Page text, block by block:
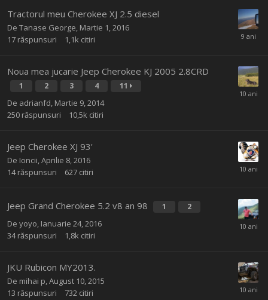
Tractorul meu Cherokee XJ 2.5 diesel
De Tanase George Martie 1, 2016
17 răspunsuri 1,1k citiri
Noua mea jucarie Jeep Cherokee KJ 2005 2.8CRD
1 2 3 4 11
De adrianfd Martie 9, 2014
250 răspunsuri 10,5k citiri
Jeep Cherokee XJ 93'
De Ioncii Aprilie 8, 2016
14 răspunsuri 627 citiri
Jeep Grand Cherokee 5.2 v8 an 98 1 2
De yoyo Ianuarie 24, 2016
34 răspunsuri 1,8k citiri
JKU Rubicon MY2013.
De mihai p August 10, 2015
13 răspunsuri 732 citiri